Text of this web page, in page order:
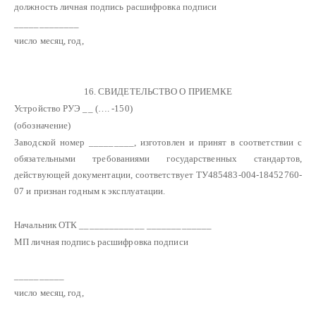
должность личная подпись расшифровка подписи
число месяц, год,
16. СВИДЕТЕЛЬСТВО О ПРИЕМКЕ
Устройство РУЭ __ (…. -150)
(обозначение)
Заводской номер _________, изготовлен и принят в соответствии с
обязательными требованиями государственных стандартов,
действующей документации, соответствует ТУ485483-004-18452760-
07 и признан годным к эксплуатации.
Начальник ОТК _____________ _____________
МП личная подпись расшифровка подписи
число месяц, год,